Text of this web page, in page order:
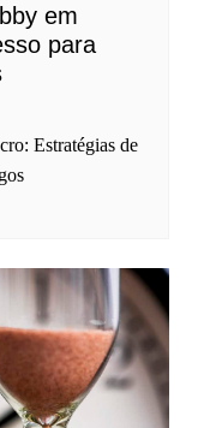
em
para
Estratégias de